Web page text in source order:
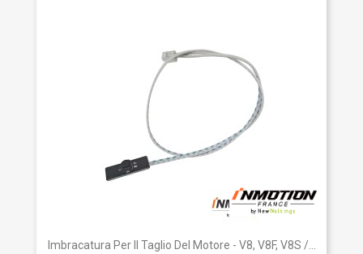
Imbracatura Per Il Taglio Del Motore - V8, V8F, V8S /...